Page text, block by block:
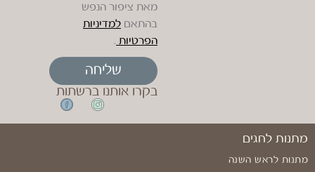
מאת ציפור הנפש
בהתאם למדיניות
הפרטיות .
שליחה
בקרו אותנו ברשתות
מתנות לחגים
מתנות לראש השנה